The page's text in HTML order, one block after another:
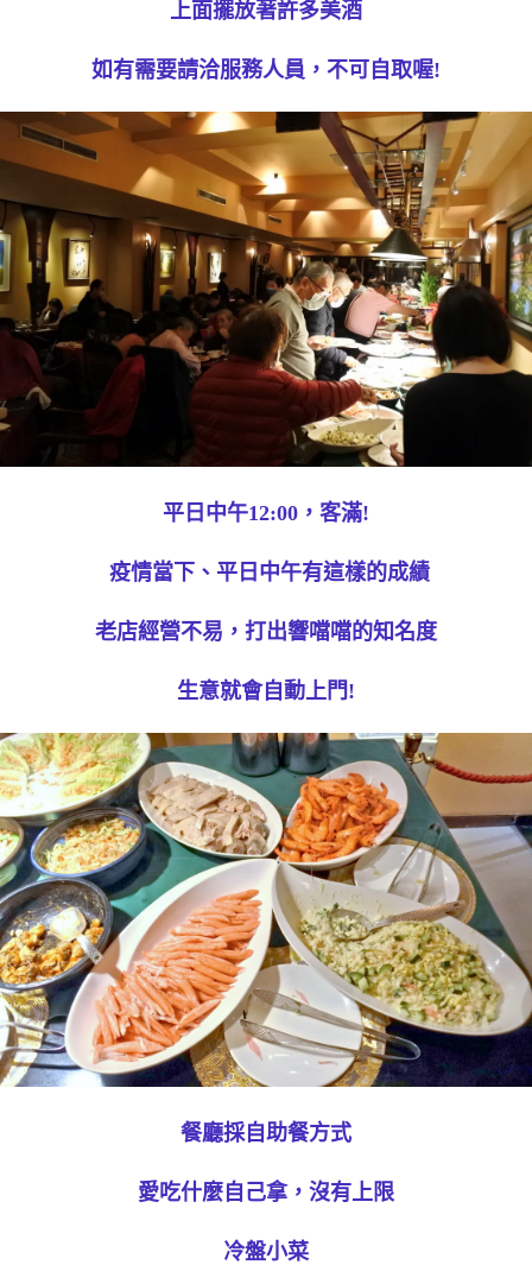
上面擺放著許多美酒
如有需要請洽服務人員，不可自取喔!
平日中午12:00，客滿!
疫情當下、平日中午有這樣的成績
老店經營不易，打出響噹噹的知名度
生意就會自動上門!
餐廳採自助餐方式
愛吃什麼自己拿，沒有上限
冷盤小菜